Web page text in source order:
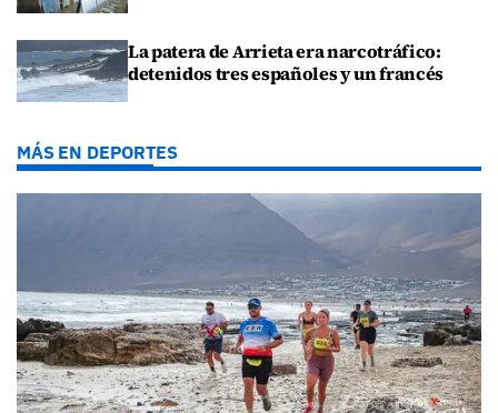
La patera de Arrieta era narcotráfico:
detenidos tres españoles y un francés
MÁS EN DEPORTES